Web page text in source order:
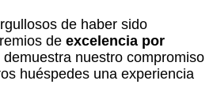
de haber sido
de excelencia por
demuestra nuestro compromiso
huéspedes una experiencia